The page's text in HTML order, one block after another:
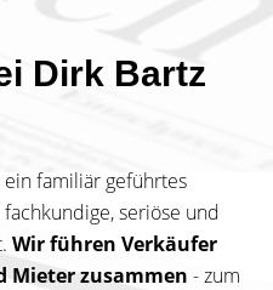
Dirk Bartz
familiär geführtes
seriöse und
Wir führen Verkäufer
Mieter zusammen - zum